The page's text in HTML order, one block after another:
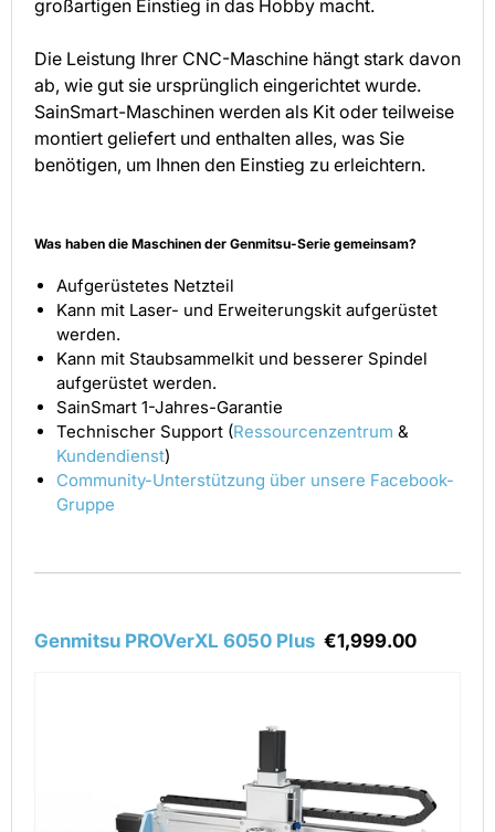
großartigen Einstieg in das Hobby macht.
Die Leistung Ihrer CNC-Maschine hängt stark davon
ab, wie gut sie ursprünglich eingerichtet wurde.
SainSmart-Maschinen werden als Kit oder teilweise
montiert geliefert und enthalten alles, was Sie
benötigen, um Ihnen den Einstieg zu erleichtern.
Was haben die Maschinen der Genmitsu-Serie gemeinsam?
Aufgerüstetes Netzteil
Kann mit Laser- und Erweiterungskit aufgerüstet
werden.
Kann mit Staubsammelkit und besserer Spindel
aufgerüstet werden.
SainSmart 1-Jahres-Garantie
Technischer Support (Ressourcenzentrum &
Kundendienst)
Community-Unterstützung über unsere Facebook-
Gruppe
Genmitsu PROVerXL 6050 Plus €1,999.00